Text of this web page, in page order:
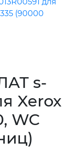
s-
Xerox
WC